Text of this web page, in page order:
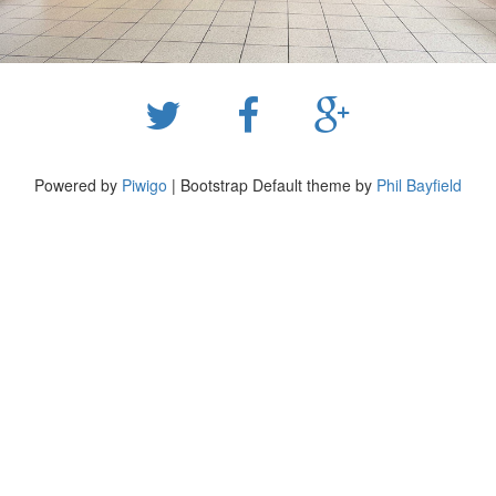
Powered by Piwigo | Bootstrap Default theme by Phil Bayfield